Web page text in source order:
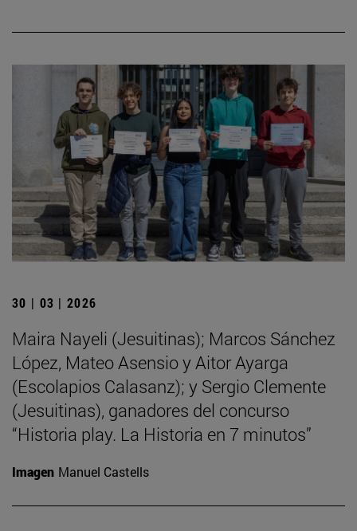
30 | 03 | 2026
Maira Nayeli (Jesuitinas); Marcos Sánchez
López, Mateo Asensio y Aitor Ayarga
(Escolapios Calasanz); y Sergio Clemente
(Jesuitinas), ganadores del concurso
“Historia play. La Historia en 7 minutos”
Imagen Manuel Castells